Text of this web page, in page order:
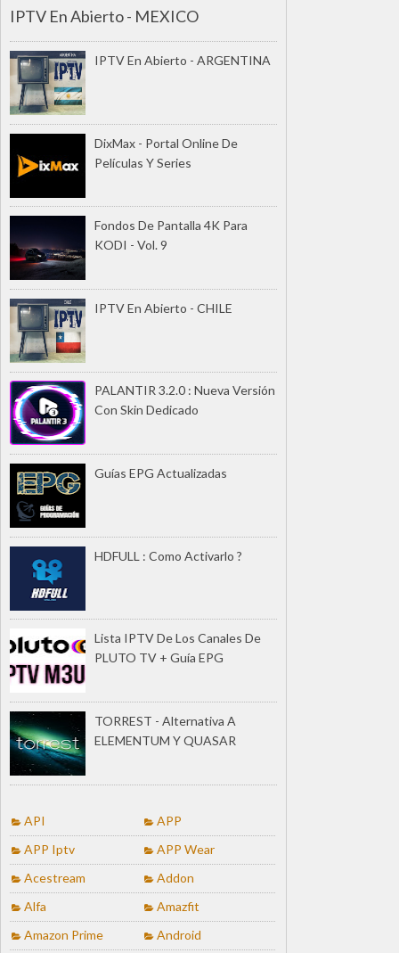
IPTV En Abierto - MEXICO
IPTV En Abierto - ARGENTINA
DixMax - Portal Online De
Películas Y Series
Fondos De Pantalla 4K Para
KODI - Vol. 9
IPTV En Abierto - CHILE
PALANTIR 3.2.0 : Nueva Versión
Con Skin Dedicado
Guías EPG Actualizadas
HDFULL : Como Activarlo ?
Lista IPTV De Los Canales De
PLUTO TV + Guía EPG
TORREST - Alternativa A
ELEMENTUM Y QUASAR
API
APP
APP Iptv
APP Wear
Acestream
Addon
Alfa
Amazfit
Amazon Prime
Android